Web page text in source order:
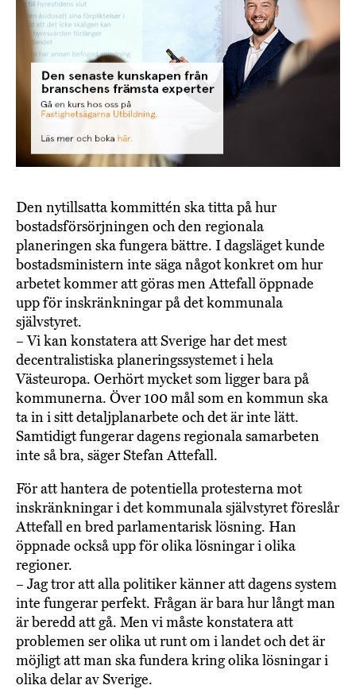
Den nytillsatta kommittén ska titta på hur
bostadsförsörjningen och den regionala
planeringen ska fungera bättre. I dagsläget kunde
bostadsministern inte säga något konkret om hur
arbetet kommer att göras men Attefall öppnade
upp för inskränkningar på det kommunala
självstyret.
– Vi kan konstatera att Sverige har det mest
decentralistiska planeringssystemet i hela
Västeuropa. Oerhört mycket som ligger bara på
kommunerna. Över 100 mål som en kommun ska
ta in i sitt detaljplanarbete och det är inte lätt.
Samtidigt fungerar dagens regionala samarbeten
inte så bra, säger Stefan Attefall.
För att hantera de potentiella protesterna mot
inskränkningar i det kommunala självstyret föreslår
Attefall en bred parlamentarisk lösning. Han
öppnade också upp för olika lösningar i olika
regioner.
– Jag tror att alla politiker känner att dagens system
inte fungerar perfekt. Frågan är bara hur långt man
är beredd att gå. Men vi måste konstatera att
problemen ser olika ut runt om i landet och det är
möjligt att man ska fundera kring olika lösningar i
olika delar av Sverige.